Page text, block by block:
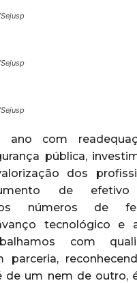
ano com
pública,
dos
de efetivo
números de
tecnológico e
com
parceria,
de um nem de outro,